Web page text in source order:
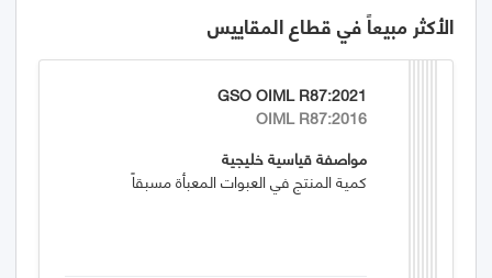
الأكثر مبيعاً في قطاع المقاييس
GSO OIML R87:2021
OIML R87:2016
مواصفة قياسية خليجية
كمية المنتج في العبوات المعبأة مسبقاً